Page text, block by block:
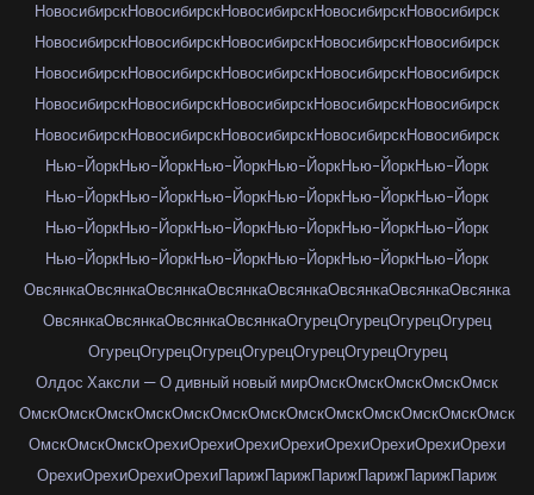
НовосибирскНовосибирскНовосибирскНовосибирскНовосибирск
НовосибирскНовосибирскНовосибирскНовосибирскНовосибирск
НовосибирскНовосибирскНовосибирскНовосибирскНовосибирск
НовосибирскНовосибирскНовосибирскНовосибирскНовосибирск
НовосибирскНовосибирскНовосибирскНовосибирскНовосибирск
Нью-ЙоркНью-ЙоркНью-ЙоркНью-ЙоркНью-ЙоркНью-Йорк
Нью-ЙоркНью-ЙоркНью-ЙоркНью-ЙоркНью-ЙоркНью-Йорк
Нью-ЙоркНью-ЙоркНью-ЙоркНью-ЙоркНью-ЙоркНью-Йорк
Нью-ЙоркНью-ЙоркНью-ЙоркНью-ЙоркНью-ЙоркНью-Йорк
ОвсянкаОвсянкаОвсянкаОвсянкаОвсянкаОвсянкаОвсянкаОвсянка
ОвсянкаОвсянкаОвсянкаОвсянкаОгурецОгурецОгурецОгурец
ОгурецОгурецОгурецОгурецОгурецОгурецОгурец
Олдос Хаксли — О дивный новый мирОмскОмскОмскОмскОмск
ОмскОмскОмскОмскОмскОмскОмскОмскОмскОмскОмскОмскОмск
ОмскОмскОмскОрехиОрехиОрехиОрехиОрехиОрехиОрехиОрехи
ОрехиОрехиОрехиОрехиПарижПарижПарижПарижПарижПариж